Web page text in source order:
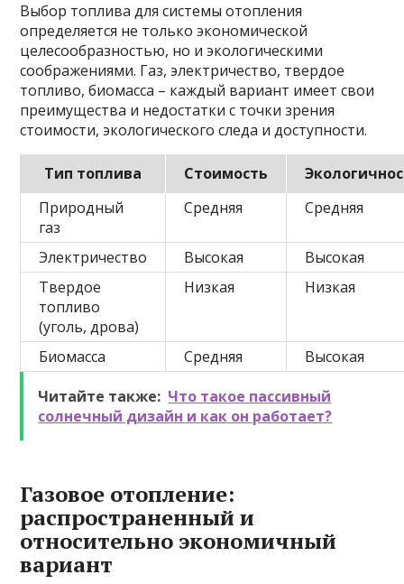
Выбор топлива для системы отопления
определяется не только экономической
целесообразностью, но и экологическими
соображениями. Газ, электричество, твердое
топливо, биомасса – каждый вариант имеет свои
преимущества и недостатки с точки зрения
стоимости, экологического следа и доступности.
Тип топлива Стоимость
Природный
газ
Средняя Средняя
Электричество Высокая
Высокая
Твердое
топливо
(уголь, дрова)
Низкая Низкая
Биомасса Средняя
Высокая
Читайте также: Что такое пассивный
солнечный дизайн и как он работает?
Газовое отопление:
распространенный и
относительно экономичный
вариант